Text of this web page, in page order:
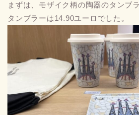
まずは、モザイク柄の陶器のタンブ
タンブラーは14.90ユーロでした。